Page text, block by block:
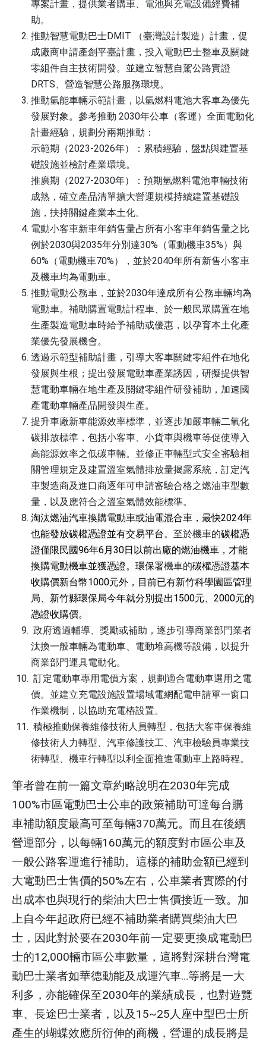
專案計畫，提供業者購車、電池與充電設備經費補
助。
推動智慧電動巴士DMIT （臺灣設計製造）計畫，促
成廠商申請產創平臺計畫，投入電動巴士整車及關鍵
零組件自主技術開發。並建立智慧自駕公路實證
DRTS、營造智慧公路服務環境。
推動氫能車輛示範計畫，以氫燃料電池大客車為優先
發展對象。參考推動 2030年公車（客運）全面電動化
計畫經驗，規劃分兩期推動：
示範期（2023-2026年）：累積經驗，盤點與建置基
礎設施並檢討產業環境。
推廣期（2027-2030年）：預期氫燃料電池車輛技術
成熟，確立產品清單擴大營運規模持續建置基礎設
施，扶持關鍵產業本土化。
電動小客車新車年銷售量占所有小客車年銷售量之比
例於2030與2035年分別達30%（電動機車35%）與
60%（電動機車70%），並於2040年所有新售小客車
及機車均為電動車。
推動電動公務車，並於2030年達成所有公務車輛均為
電動車。補助購置電動計程車、於一般民眾購置在地
生產製造電動車時給予補助或優惠，以孕育本土化產
業優先發展機會。
透過示範型補助計畫，引導大客車關鍵零組件在地化
發展與生根；提出發展電動車產業誘因，研擬提供智
慧電動車輛在地生產及關鍵零組件研發補助，加速國
產電動車輛產品開發與生產。
提升車廠新車能源效率標準，並逐步加嚴車輛二氧化
碳排放標準，包括小客車、小貨車與機車等促使導入
高能源效率之低碳車輛。並修正車輛型式安全審驗相
關管理規定及建置溫室氣體排放量揭露系統，訂定汽
車製造商及進口商逐年可申請審驗合格之燃油車型數
量，以及應符合之溫室氣體效能標準。
淘汰燃油汽車換購電動車或油電混合車，最快2024年
也能發放碳權憑證並有交易平台 。至於機車的碳權憑
證僅限民國96年6月30日以前出廠的燃油機車，才能
換購電動機車並獲憑證。環保署機車的碳權憑證基本
收購價新台幣1000元外，目前已有新竹科學園區管理
局、新竹縣環保局今年就分別提出1500元、2000元的
憑證收購價。
政府透過輔導、獎勵或補助，逐步引導商業部門業者
汰換一般車輛為電動車、電動堆高機等設備，以提升
商業部門運具電動化。
訂定電動車專用電價方案，規劃適合電動車選用之電
價。並建立充電設施設置場域電網配電申請單一窗口
作業機制，以協助充電樁設置。
積極推動保養維修技術人員轉型，包括大客車保養維
修技術人力轉型、汽車修護技工、汽車檢驗員專業技
術轉型、機車行轉型以利全面推進電動車上路時程。
筆者曾在前一篇文章約略說明在2030年完成
100%市區電動巴士公車的政策補助可達每台購
車補助額度最高可至每輛370萬元。而且在後續
營運部分，以每輛160萬元的額度對市區公車及
一般公路客運進行補助。這樣的補助金額已經到
大電動巴士售價的50%左右，公車業者實際的付
出成本也與現行的柴油大巴士售價接近一致。加
上自今年起政府已經不補助業者購買柴油大巴
士，因此對於要在2030年前一定要更換成電動巴
士的12,000輛市區公車數量，這將對深耕台灣電
動巴士業者如華德動能及成運汽車…等將是一大
利多，亦能確保至2030年的業績成長，也對遊覽
車、長途巴士業者，以及15~25人座中型巴士所
產生的蝴蝶效應所衍伸的商機，營運的成長將是